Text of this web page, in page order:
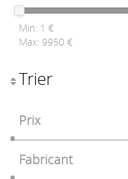
Min: 1 €
Max: 9950 €
Trier
Prix
Fabricant